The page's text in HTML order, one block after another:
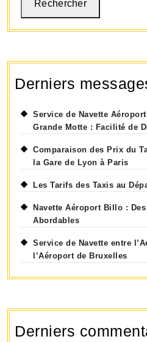
Pratique
Rechercher
Derniers
Service de Navette
Grande Motte : Facilité de
Comparaison des Prix du
la Gare de Lyon à Paris
Les Tarifs des Taxis au
Navette Aéroport Billo :
Abordables
Service de Navette entre
l’Aéroport de Bruxelles
Derniers